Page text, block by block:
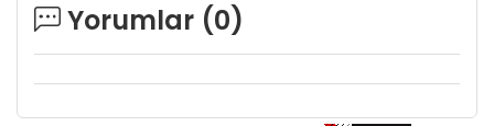
Yorumlar (0)